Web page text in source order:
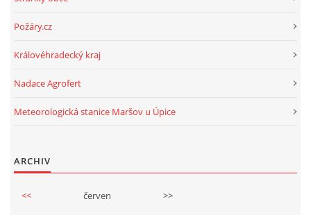
Požáry.cz
Královéhradecký kraj
Nadace Agrofert
Meteorologická stanice Maršov u Úpice
ARCHIV
<< červen
>>